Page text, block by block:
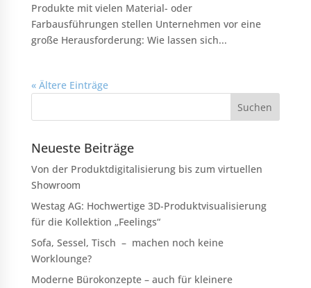
Produkte mit vielen Material- oder
Farbausführungen stellen Unternehmen vor eine
große Herausforderung: Wie lassen sich...
« Ältere Einträge
Neueste Beiträge
Von der Produktdigitalisierung bis zum virtuellen
Showroom
Westag AG: Hochwertige 3D-Produktvisualisierung
für die Kollektion „Feelings“
Sofa, Sessel, Tisch – machen noch keine
Worklounge?
Moderne Bürokonzepte – auch für kleinere